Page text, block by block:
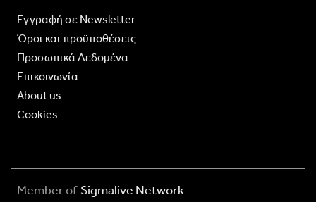
Eγγραφή σε Newsletter
Όροι και προϋποθέσεις
Προσωπικά Δεδομένα
Επικοινωνία
About us
Cookies
Member of Sigmalive Network